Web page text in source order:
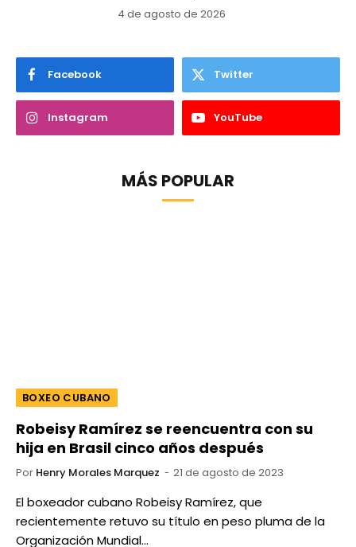
4 de agosto de 2026
Facebook Twitter
Instagram YouTube
MÁS POPULAR
BOXEO CUBANO
Robeisy Ramírez se reencuentra con su
hija en Brasil cinco años después
Por Henry Morales Marquez 21 de agosto de 2023
El boxeador cubano Robeisy Ramírez, que
recientemente retuvo su título en peso pluma de la
Organización Mundial…